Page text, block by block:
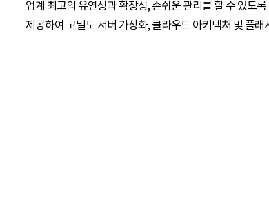
업계 최고의 유연성과 확장성, 손쉬운 관리를 할 수 있도
제공하여 고밀도 서버 가상화, 클라우드 아키텍처 및 플래